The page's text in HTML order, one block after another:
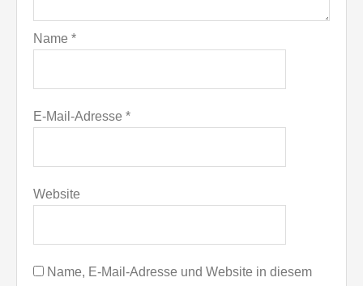
Name *
E-Mail-Adresse *
Website
Name, E-Mail-Adresse und Website in diesem